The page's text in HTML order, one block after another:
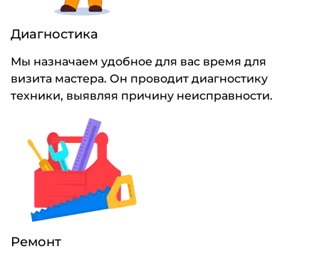
Диагностика
Мы назначаем удобное для вас время для
визита мастера. Он проводит диагностику
техники, выявляя причину неисправности.
Ремонт